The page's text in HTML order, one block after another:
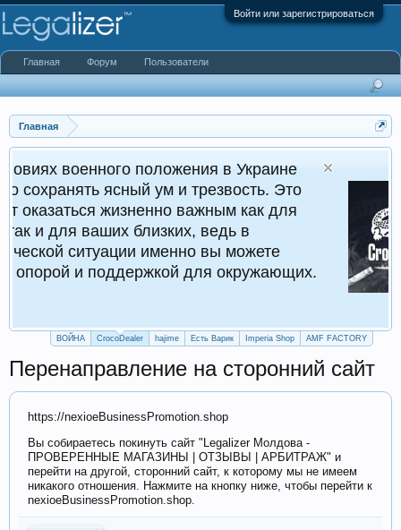
Войти или зарегистрироваться
Главная
положения в Украине
ум и трезвость. Это
важным как для
близких, ведь в
именно вы можете
для окружающих.
ВОЙНА CrocoDealer hajime Есть Варик Imperia Shop AMF FACTORY
Перенаправление на сторонний сайт
https://nexioeBusinessPromotion.shop
Вы собираетесь покинуть сайт "Legalizer Молдова -
ПРОВЕРЕННЫЕ МАГАЗИНЫ | ОТЗЫВЫ | АРБИТРАЖ" и
перейти на другой, сторонний сайт, к которому мы не имеем
никакого отношения. Нажмите на кнопку ниже, чтобы перейти к
nexioeBusinessPromotion.shop.
Главная Форум Пользователи